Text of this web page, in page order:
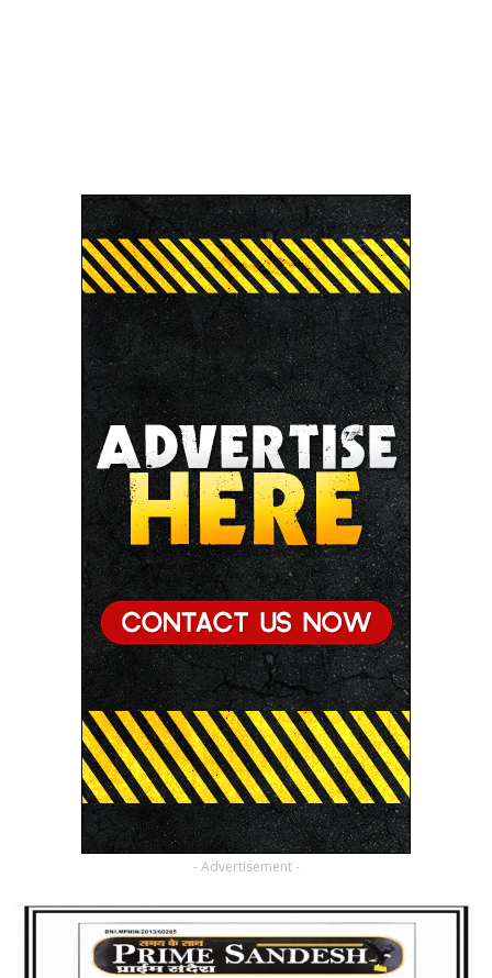
- Advertisement -